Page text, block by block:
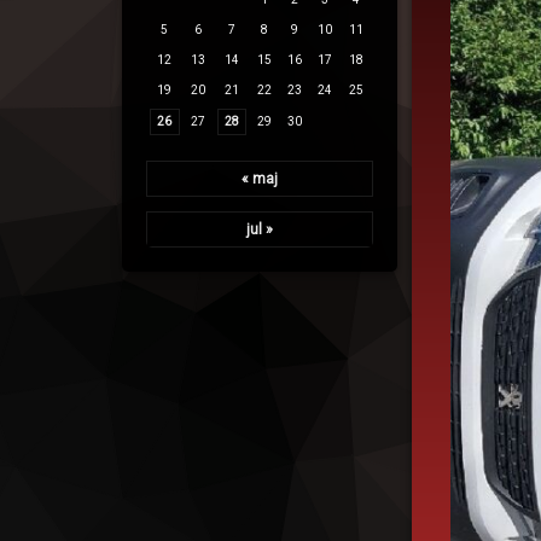
5 6 7 8 9 10 11
12 13 14 15 16 17 18
19 20 21 22 23 24 25
26 27 28 29 30
« maj
jul »